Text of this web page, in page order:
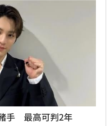
「無法接受」。
手 最高可判2年